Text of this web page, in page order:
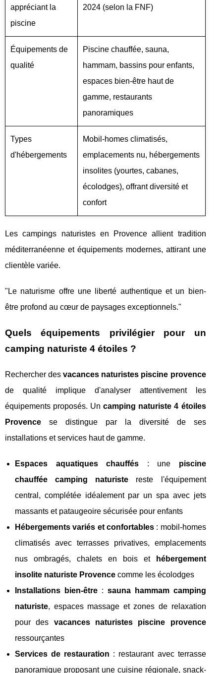
appréciant la
piscine
2024 (selon la FNF)
Équipements de
qualité
Piscine chauffée, sauna,
hammam, bassins pour enfants,
espaces bien-être haut de
gamme, restaurants
panoramiques
Types
d'hébergements
Mobil-homes climatisés,
emplacements nu, hébergements
insolites (yourtes, cabanes,
écolodges), offrant diversité et
confort
Les campings naturistes en Provence allient tradition
méditerranéenne et équipements modernes, attirant une
clientèle variée.
"Le naturisme offre une liberté authentique et un bien-
être profond au cœur de paysages exceptionnels."
Quels équipements privilégier pour un
camping naturiste 4 étoiles ?
Rechercher desvacances naturistes piscine provence
de qualité implique d'analyser attentivement les
équipements proposés. Uncamping naturiste 4 étoiles
Provence se distingue par la diversité de ses
installations et services haut de gamme.
Espaces aquatiques chauffés : une piscine
chauffée camping naturiste reste l'équipement
central, complétée idéalement par un spa avec jets
massants et pataugeoire sécurisée pour enfants
Hébergements variés et confortables: mobil-homes
climatisés avec terrasses privatives, emplacements
nus ombragés, chalets en bois et
hébergement
insolite naturiste Provence comme les écolodges
Installations bien-être: sauna hammam camping
naturiste, espaces massage et zones de relaxation
pour des vacances naturistes piscine provence
ressourçantes
Services de restauration : restaurant avec terrasse
panoramique proposant une cuisine régionale, snack-